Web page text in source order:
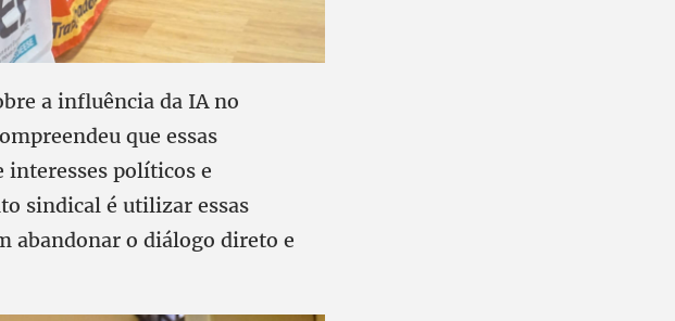
a influência da IA no
que essas
interesses políticos e
sindical é utilizar essas
abandonar o diálogo direto e